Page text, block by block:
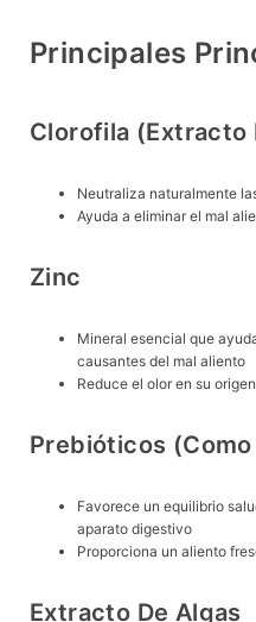
Principales
Clorofila (extracto
Neutraliza naturalmente
Ayuda a eliminar el mal
Zinc
Mineral esencial que
causantes del mal aliento
Reduce el olor en su origen
Prebióticos (como
Favorece un equilibrio
aparato digestivo
Proporciona un aliento
Extracto De Algas